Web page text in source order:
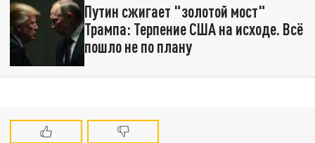
Путин сжигает "золотой мост"
Трампа: Терпение США на исходе. Всё
пошло не по плану